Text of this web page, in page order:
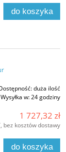
do koszyka
duża ilość
Wysyłka w:24 godziny
1 727,32 zł
bez kosztów dostawy
do koszyka